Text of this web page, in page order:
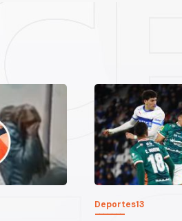
Deportes13